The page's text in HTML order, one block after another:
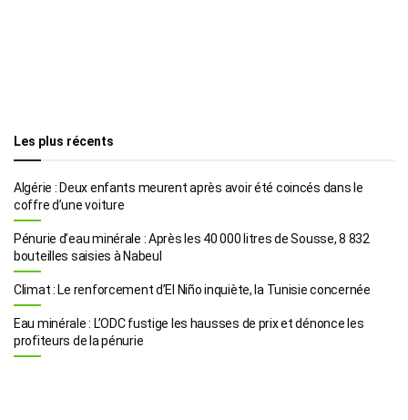
Les plus récents
Algérie : Deux enfants meurent après avoir été coincés dans le
coffre d’une voiture
Pénurie d’eau minérale : Après les 40 000 litres de Sousse, 8 832
bouteilles saisies à Nabeul
Climat : Le renforcement d’El Niño inquiète, la Tunisie concernée
Eau minérale : L’ODC fustige les hausses de prix et dénonce les
profiteurs de la pénurie